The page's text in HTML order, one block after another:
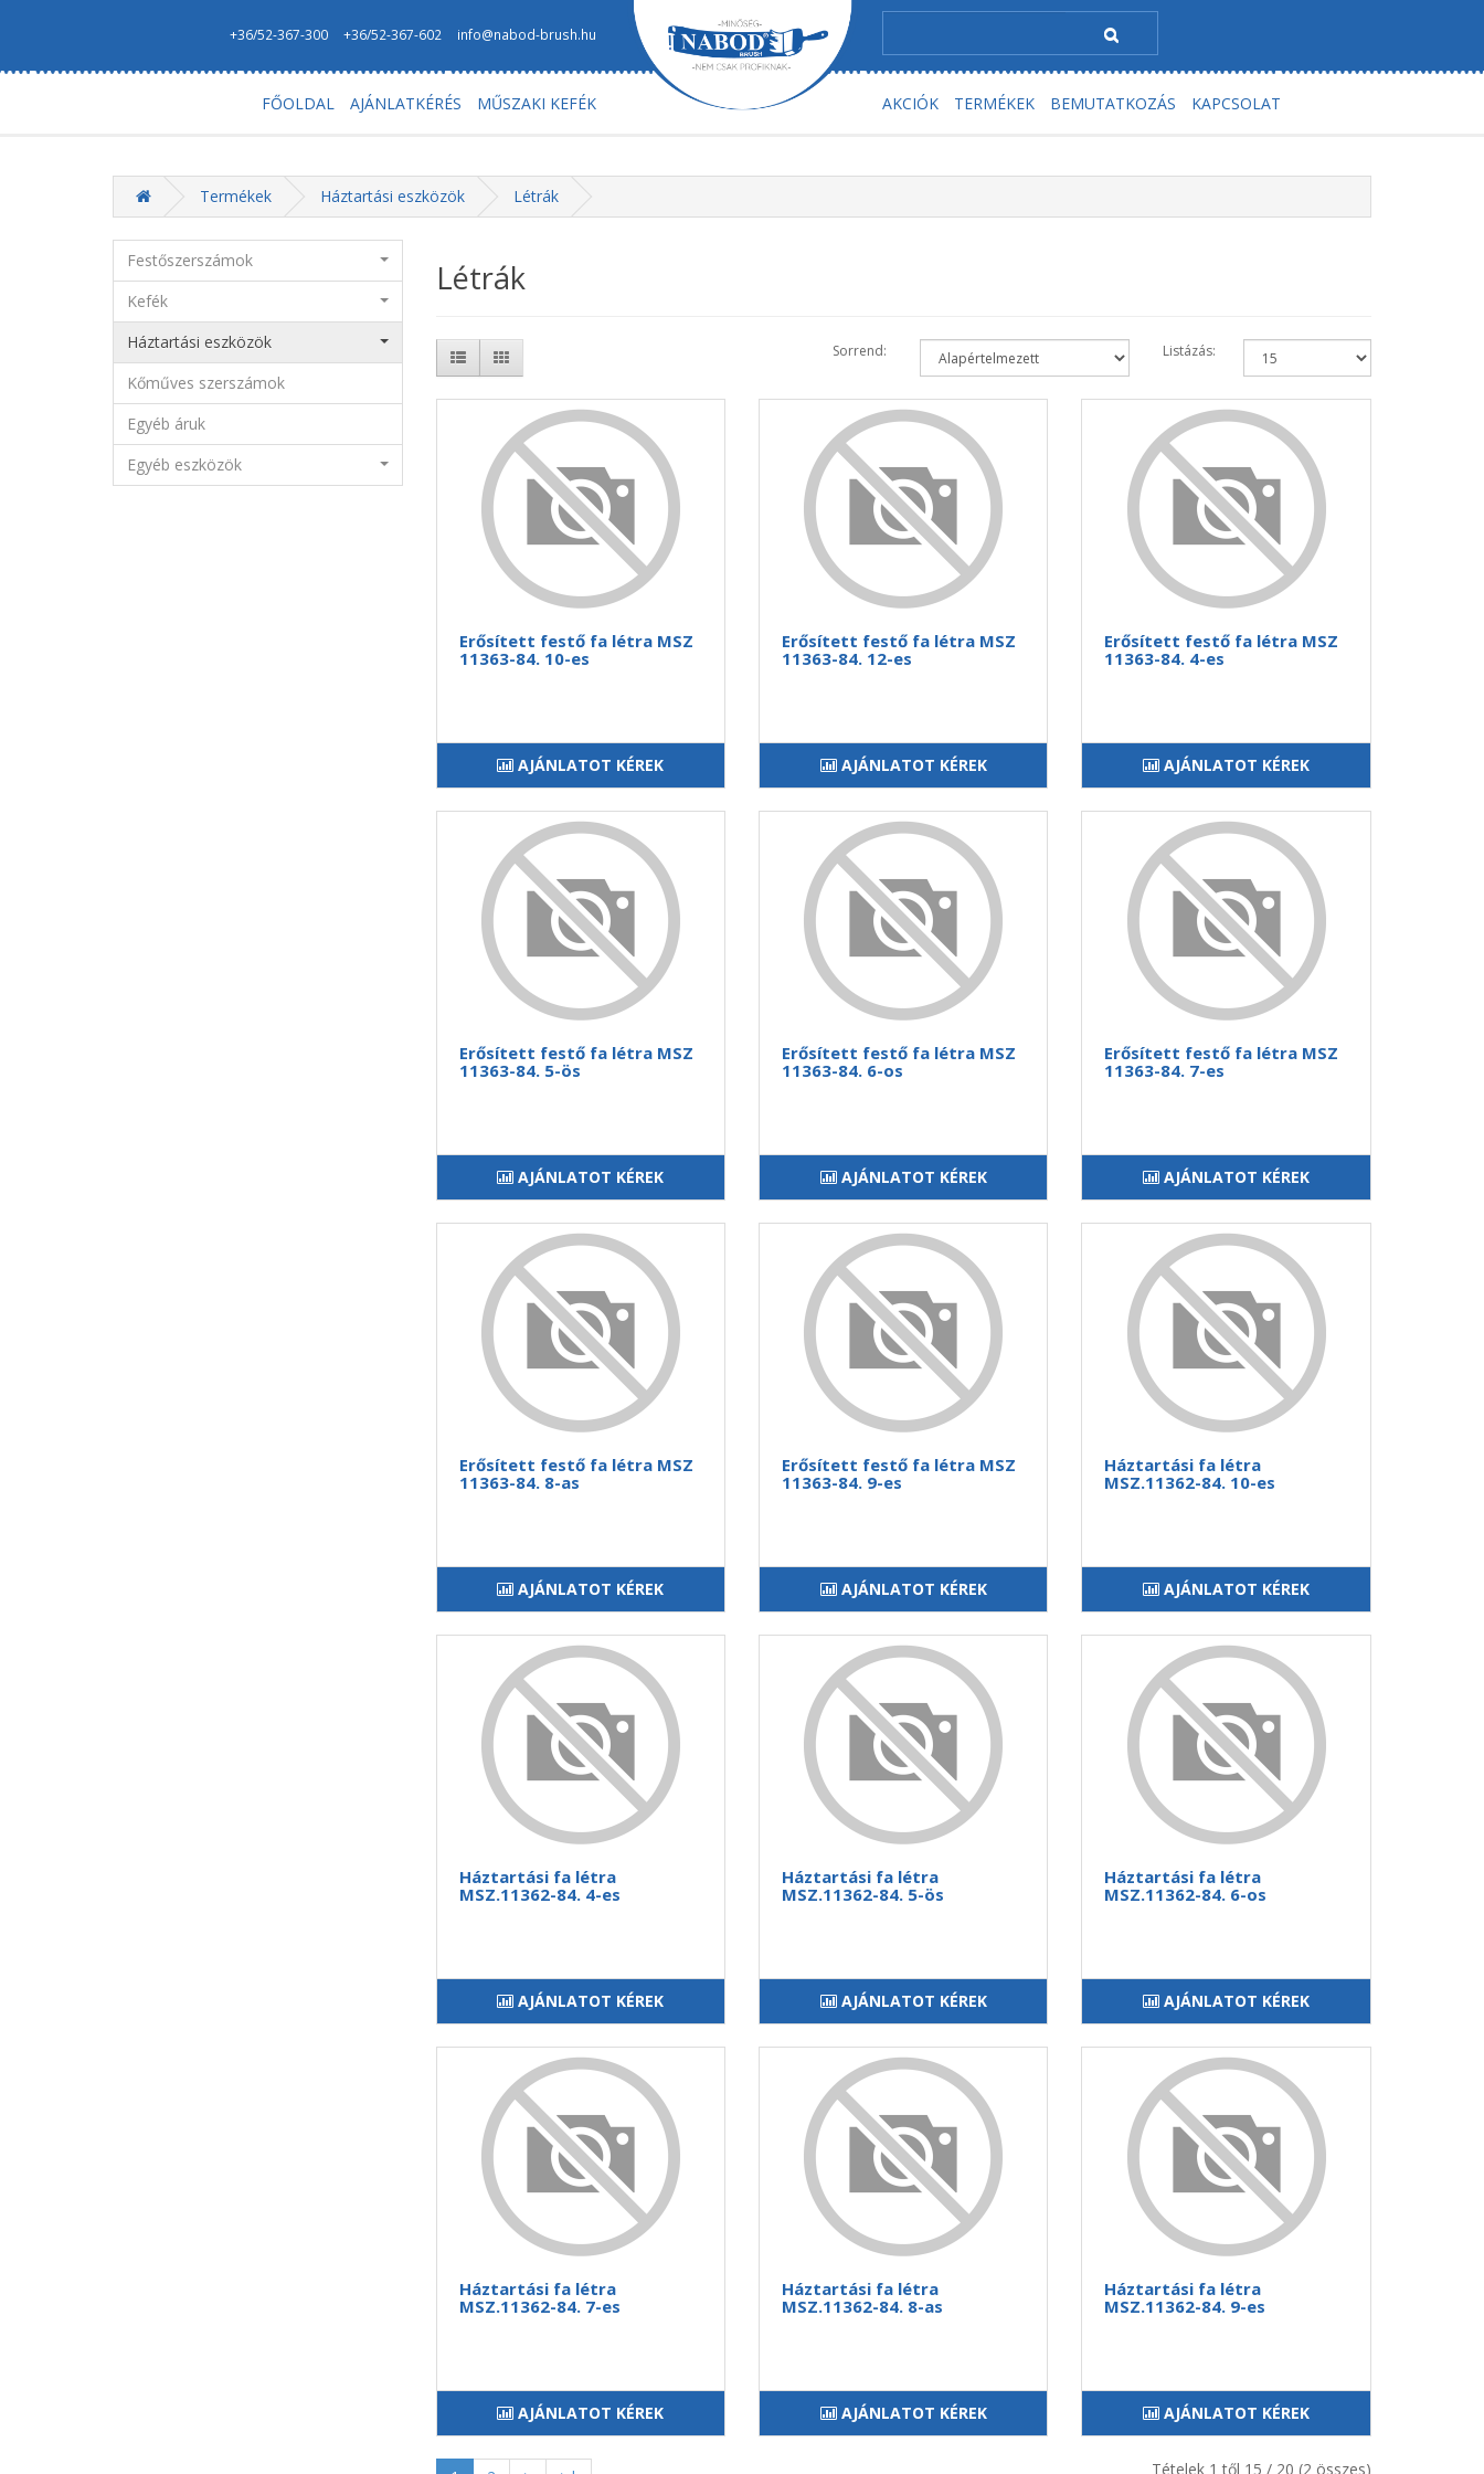
+36/52-367-300 +36/52-367-602 info@nabod-brush.hu
FŐOLDAL AJÁNLATKÉRÉS MŰSZAKI KEFÉK AKCIÓK TERMÉKEK BEMUTATKOZÁS KAPCSOLAT
Termékek Háztartási eszközök Létrák
Festőszerszámok
Kefék
Háztartási eszközök
Kőműves szerszámok
Egyéb áruk
Egyéb eszközök
Létrák
Sorrend: Listázás:
Erősített festő fa létra MSZ
11363-84. 10-es
AJÁNLATOT KÉREK
Erősített festő fa létra MSZ
11363-84. 12-es
AJÁNLATOT KÉREK
Erősített festő fa létra MSZ
11363-84. 4-es
AJÁNLATOT KÉREK
Erősített festő fa létra MSZ
11363-84. 5-ös
AJÁNLATOT KÉREK
Erősített festő fa létra MSZ
11363-84. 6-os
AJÁNLATOT KÉREK
Erősített festő fa létra MSZ
11363-84. 7-es
AJÁNLATOT KÉREK
Erősített festő fa létra MSZ
11363-84. 8-as
AJÁNLATOT KÉREK
Erősített festő fa létra MSZ
11363-84. 9-es
AJÁNLATOT KÉREK
Háztartási fa létra
MSZ.11362-84. 10-es
AJÁNLATOT KÉREK
Háztartási fa létra
MSZ.11362-84. 4-es
AJÁNLATOT KÉREK
Háztartási fa létra
MSZ.11362-84. 5-ös
AJÁNLATOT KÉREK
Háztartási fa létra
MSZ.11362-84. 6-os
AJÁNLATOT KÉREK
Háztartási fa létra
MSZ.11362-84. 7-es
AJÁNLATOT KÉREK
Háztartási fa létra
MSZ.11362-84. 8-as
AJÁNLATOT KÉREK
Háztartási fa létra
MSZ.11362-84. 9-es
AJÁNLATOT KÉREK
Tételek 1 től 15 / 20 (2 összes)